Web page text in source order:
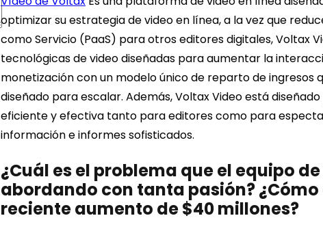
optimizar su estrategia de video en línea, a la vez que
como Servicio (PaaS) para otros editores digitales, Voltax
tecnológicas de video diseñadas para aumentar la
monetización con un modelo único de reparto de ingresos
diseñado para escalar. Además, Voltax Video está
eficiente y efectiva tanto para editores como para
información e informes sofisticados.
¿Cuál es el problema que el equipo
abordando con tanta pasión?
reciente aumento de $40 millones?